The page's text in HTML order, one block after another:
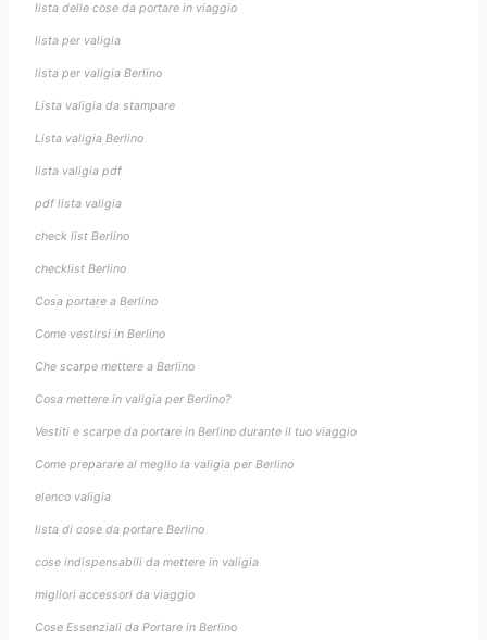
lista delle cose da portare in viaggio
lista per valigia
lista per valigia Berlino
Lista valigia da stampare
Lista valigia Berlino
lista valigia pdf
pdf lista valigia
check list Berlino
checklist Berlino
Cosa portare a Berlino
Come vestirsi in Berlino
Che scarpe mettere a Berlino
Cosa mettere in valigia per Berlino?
Vestiti e scarpe da portare in Berlino durante il tuo viaggio
Come preparare al meglio la valigia per Berlino
elenco valigia
lista di cose da portare Berlino
cose indispensabili da mettere in valigia
migliori accessori da viaggio
Cose Essenziali da Portare in Berlino